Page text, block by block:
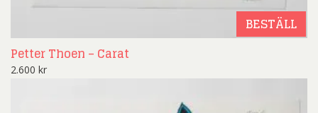
BESTÄLL
Petter Thoen – Carat
2.600 kr